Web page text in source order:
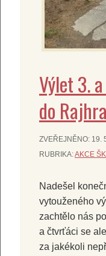
Výlet 3.
do
ZVEŘEJNĚNO: 19.
RUBRIKA:AKCE
Nadešel
vytouženého
zachtělo nás
a čtvrťáci se
za jakékoli